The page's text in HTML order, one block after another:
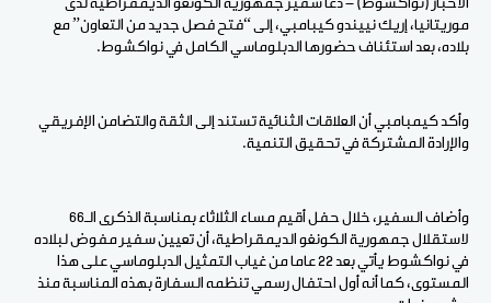
الأخبار (نواكشوط) - دعا سفير جمهورية الكونغو الديمقراطية لدى
موريتانيا، إريك نييندو كيبامبي، إلى “فتح فصل جديد من التعاون” مع
بلاده، بعد استئناف حضورها الدبلوماسي الكامل في نواكشوط.
وأكد كيمبامبي أن العلاقات الثنائية تستند إلى الثقة والتضامن الإفريقي
والإرادة المشتركة في تحقيق التنمية.
وأضاف السفير، خلال حفل أقيم مساء الثلاثاء بمناسبة الذكرى الـ66
لاستقلال جمهورية الكونغو الديمقراطية، أن تعيين سفير مفوض لبلاده
في نواكشوط يأتي بعد 22 عاما من غياب التمثيل الدبلوماسي على هذا
المستوى، كما أنه أول احتفال رسمي تنظمه السفارة بهذه المناسبة منذ